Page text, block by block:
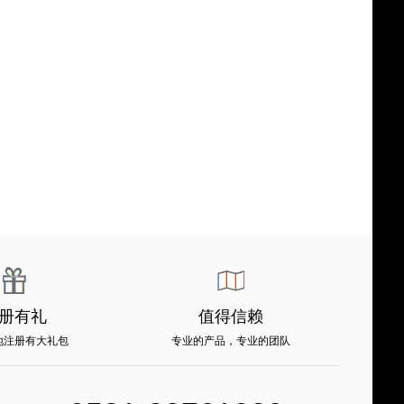
有礼
注册有大礼包
值得信赖
专业的产品，专业的团队